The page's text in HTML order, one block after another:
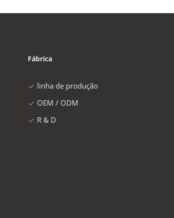
Fábrica
linha de produção
OEM / ODM
R & D